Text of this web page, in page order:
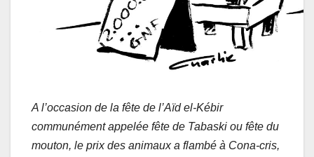
A l’occasion de la fête de l’Aïd el-Kébir
communément appelée fête de Tabaski ou fête du
mouton, le prix des animaux a flambé à Cona-cris,